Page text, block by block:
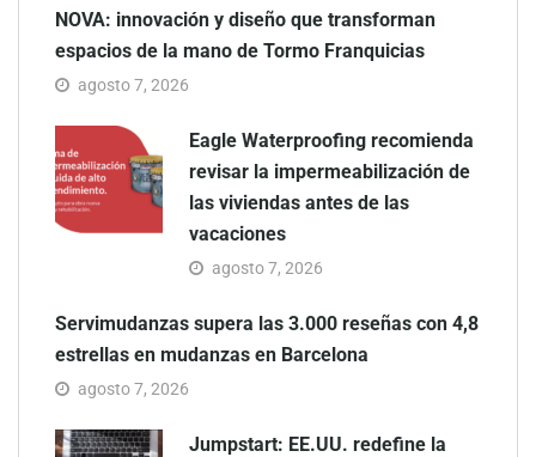
NOVA: innovación y diseño que transforman
espacios de la mano de Tormo Franquicias
agosto 7, 2026
Eagle Waterproofing recomienda
revisar la impermeabilización de
las viviendas antes de las
vacaciones
agosto 7, 2026
Servimudanzas supera las 3.000 reseñas con 4,8
estrellas en mudanzas en Barcelona
agosto 7, 2026
Jumpstart: EE.UU. redefine la